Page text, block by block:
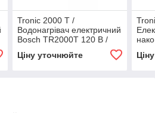
Tronic 2000 T /
Водонагрівач електричний
Bosch TR2000T 120 B /
Ціну уточнюйте